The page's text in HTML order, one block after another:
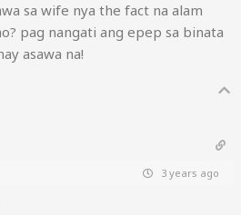
sa wife nya the fact na alam
pag nangati ang epep sa binata
asawa na!
3 years ago